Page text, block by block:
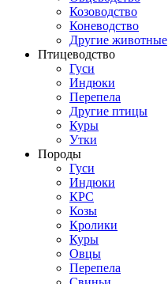
Козоводство
Коневодство
Другие животные
Птицеводство
Гуси
Индюки
Перепела
Другие птицы
Куры
Утки
Породы
Гуси
Индюки
КРС
Козы
Кролики
Куры
Овцы
Перепела